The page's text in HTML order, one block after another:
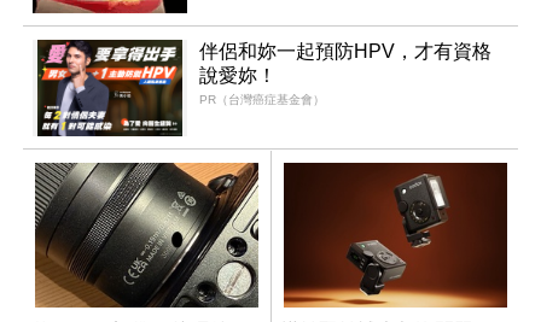
伴侶和妳一起預防HPV，才有資格
說愛妳！
PR（台灣癌症基金會）